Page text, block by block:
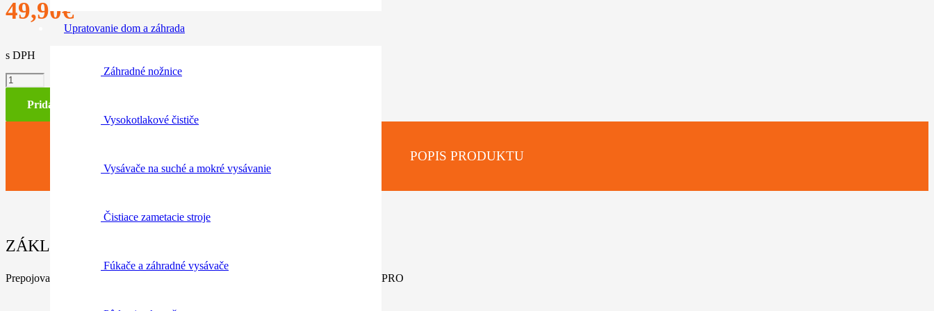
Upratovanie dom a záhrada
Záhradné nožnice
Vysokotlakové čističe
Vysávače na suché a mokré vysávanie
Čistiace zametacie stroje
Fúkače a záhradné vysávače
49,90€
s DPH
množstvo
Adaptér
prepojovacieho
Pridať do košíka
POPIS PRODUKTU
ZÁKLADNÉ INFORMÁCIE / PARAMETRE:
Prepojovací adaptér káblového pripojenie na akumuátorový slot – nové modely Línia PRO